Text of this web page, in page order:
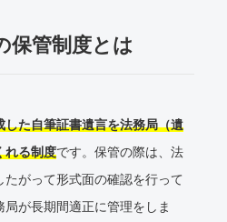
保管制度とは
した自筆証書遺言を法務局（遺
れる制度です。保管の際は、法
がって形式面の確認を行って
が長期間適正に管理をしま